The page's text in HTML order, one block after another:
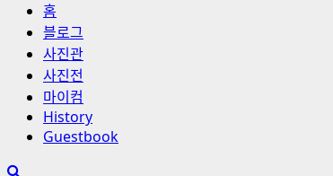
홈
블로그
사진관
사진전
마이컴
History
Guestbook